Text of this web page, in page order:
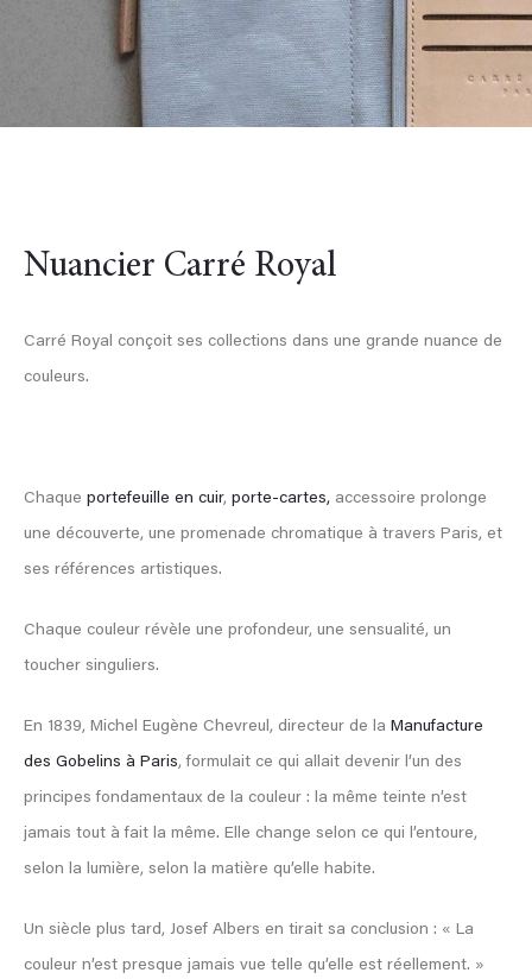
Nuancier Carré Royal
Carré Royal conçoit ses collections dans une grande nuance de
couleurs.
Chaque portefeuille en cuir, porte-cartes, accessoire prolonge
une découverte, une promenade chromatique à travers Paris, et
ses références artistiques.
Chaque couleur révèle une profondeur, une sensualité, un
toucher singuliers.
En 1839, Michel Eugène Chevreul, directeur de la Manufacture
des Gobelins à Paris, formulait ce qui allait devenir l’un des
principes fondamentaux de la couleur : la même teinte n’est
jamais tout à fait la même. Elle change selon ce qui l’entoure,
selon la lumière, selon la matière qu’elle habite.
Un siècle plus tard, Josef Albers en tirait sa conclusion : « La
couleur n’est presque jamais vue telle qu’elle est réellement. »